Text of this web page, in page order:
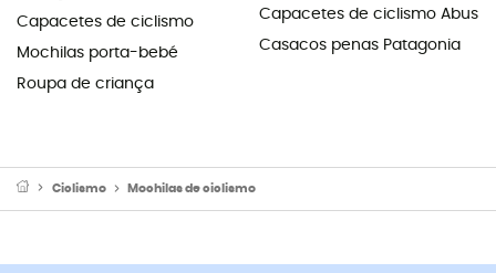
Capacetes de ciclismo
Mochilas porta-bebé
Roupa de criança
Capacetes de ciclismo Abus
Casacos penas Patagonia
Ciclismo Mochilas de ciclismo